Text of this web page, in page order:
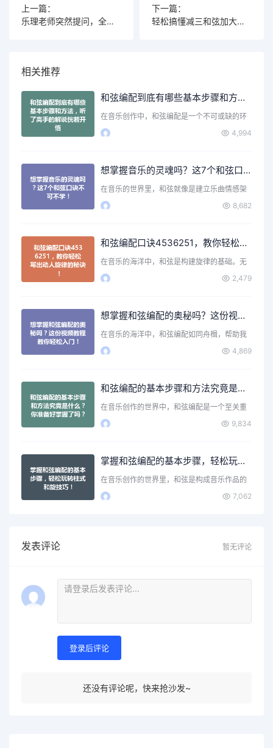
上一篇：
乐理老师突然提问，全班只有他答出了减三和弦的秘密
下一篇：
轻松搞懂减三和弦加大三度构成的七和弦奥秘
相关推荐
和弦编配到底有哪些基本步骤和方法，听了高手的解说恍若开悟
在音乐创作中，和弦编配是一个不可或缺的环
节。无论你是刚刚入门…
4,994
想掌握音乐的灵魂吗？这7个和弦口诀不可不学！
在音乐的世界里，和弦就像是建立乐曲情感架
构的基石。无论是弹吉…
8,682
和弦编配口诀4536251，教你轻松写出动人旋律的秘诀！
在音乐的海洋中，和弦是构建旋律的基础。无
论你是初学者还是有一…
2,479
想掌握和弦编配的奥秘吗？这份视频教程教你轻松入门！
在音乐的海洋中，和弦编配如同舟楫，帮助我
们在音符的旅程中穿行…
4,869
和弦编配的基本步骤和方法究竟是什么？你准备好掌握了吗？
在音乐创作的世界中，和弦编配是一个至关重
要的环节。它不仅为旋…
9,834
掌握和弦编配的基本步骤，轻松玩转柱式和旋技巧！
在音乐创作的世界里，和弦是构成音乐作品的
核心元素之一。无论你…
7,062
发表评论 暂无评论
登录后评论
还没有评论呢，快来抢沙发~